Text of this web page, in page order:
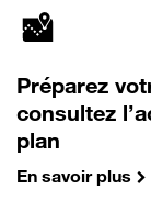
Préparez
consultez
plan
En savoir plus